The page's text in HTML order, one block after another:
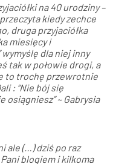
na 40 urodziny –
kiedy zechce
druga przyjaciółka
miesięcy i
wymyślę dla niej inny
tak w połowie drogi, a
to trochę przewrotnie
: “Nie bój się
osiągniesz” ~ Gabrysia
ale (…) dziś po raz
blogiem i kilkoma